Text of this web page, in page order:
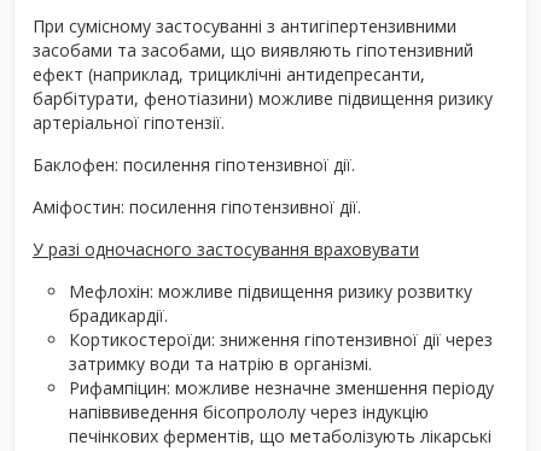
При сумісному застосуванні з антигіпертензивними
засобами та засобами, що виявляють гіпотензивний
ефект (наприклад, трициклічні антидепресанти,
барбітурати, фенотіазини) можливе підвищення ризику
артеріальної гіпотензії.
Баклофен: посилення гіпотензивної дії.
Аміфостин: посилення гіпотензивної дії.
У разі одночасного застосування враховувати
Мефлохін: можливе підвищення ризику розвитку
брадикардії.
Кортикостероїди: зниження гіпотензивної дії через
затримку води та натрію в організмі.
Рифампіцин: можливе незначне зменшення періоду
напіввиведення бісопрололу через індукцію
печінкових ферментів, що метаболізують лікарські